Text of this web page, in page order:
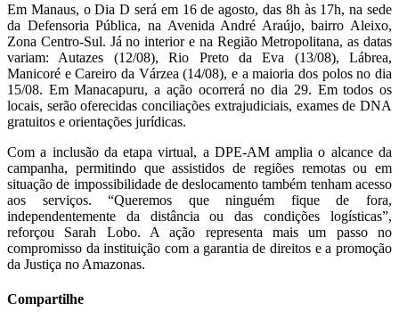
Em Manaus, o Dia D será em 16 de agosto, das 8h às 17h, na sede
da Defensoria Pública, na Avenida André Araújo, bairro Aleixo,
Zona Centro-Sul. Já no interior e na Região Metropolitana, as datas
variam: Autazes (12/08), Rio Preto da Eva (13/08), Lábrea,
Manicoré e Careiro da Várzea (14/08), e a maioria dos polos no dia
15/08. Em Manacapuru, a ação ocorrerá no dia 29. Em todos os
locais, serão oferecidas conciliações extrajudiciais, exames de DNA
gratuitos e orientações jurídicas.
Com a inclusão da etapa virtual, a DPE-AM amplia o alcance da
campanha, permitindo que assistidos de regiões remotas ou em
situação de impossibilidade de deslocamento também tenham acesso
aos serviços. “Queremos que ninguém fique de fora,
independentemente da distância ou das condições logísticas”,
reforçou Sarah Lobo. A ação representa mais um passo no
compromisso da instituição com a garantia de direitos e a promoção
da Justiça no Amazonas.
Compartilhe